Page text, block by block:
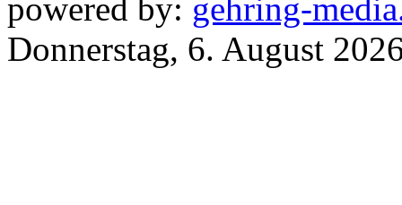
powered by: gehring-
Donnerstag, 6. August